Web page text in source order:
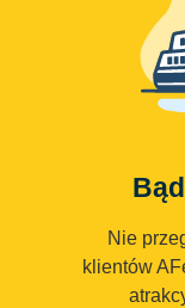
Nie
klientów